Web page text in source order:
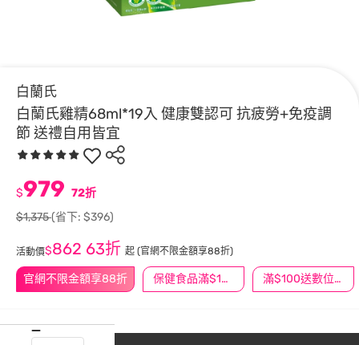
白蘭氏
白蘭氏雞精68ml*19入 健康雙認可 抗疲勞+免疫調
節 送禮自用皆宜
官網不限金額享88折 保健食品滿$1200送$100 滿$100送數位印花
$979 72折
$1,375(省下: $396)
活動價$862 63折 起 (官網不限金額享88折)